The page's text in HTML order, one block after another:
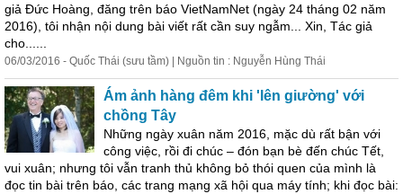
giả Đức Hoàng, đăng trên báo VietNamNet (ngày 24 tháng 02 năm
2016), tôi nhận nội dung bài viết rất cần suy ngẫm... Xin, Tác giả
cho......
06/03/2016 - Quốc Thái (sưu tầm) | Nguồn tin : Nguyễn Hùng Thái
Ám ảnh hàng đêm khi 'lên giường' với
chồng Tây
Những ngày xuân năm 2016, mặc dù rất bận với
công việc, rồi đi chúc – đón bạn bè đến chúc Tết,
vui xuân; nhưng tôi vẫn tranh thủ không bỏ thói quen của mình là
đọc tin bài trên báo, các trang mạng xã hội qua máy tính; khi đọc bài: